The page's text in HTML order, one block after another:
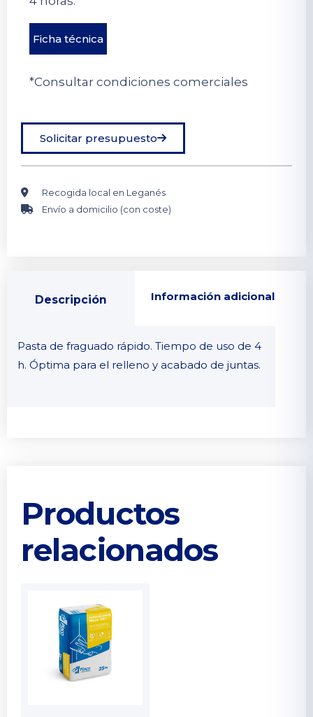
Ficha técnica
*Consultar condiciones comerciales
Solicitar presupuesto
Recogida local en Leganés
Envío a domicilio (con coste)
Descripción Información adicional
Pasta de fraguado rápido. Tiempo de uso de 4
h. Óptima para el relleno y acabado de juntas.
Productos
relacionados